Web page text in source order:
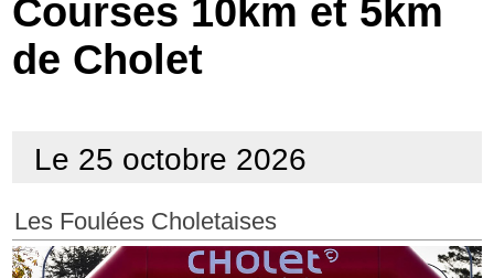
Economie
Services
Courses 10km et 5km
de Cholet
Le 25 octobre 2026
Les Foulées Choletaises